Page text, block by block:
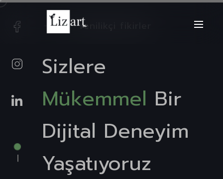
Yenilikçi fikirler
Sizlere
Mükemmel Bir
Dijital Deneyim
Yaşatıyoruz